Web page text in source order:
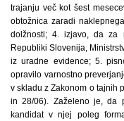
trajanju več kot šest
obtožnica zaradi
dolžnosti; 4. izjavo, da za
Republiki Slovenija,
iz uradne evidence; 5.
opravilo varnostno
v skladu z Zakonom o tajnih
in 28/06). Zaželeno je, da
kandidat v njej poleg